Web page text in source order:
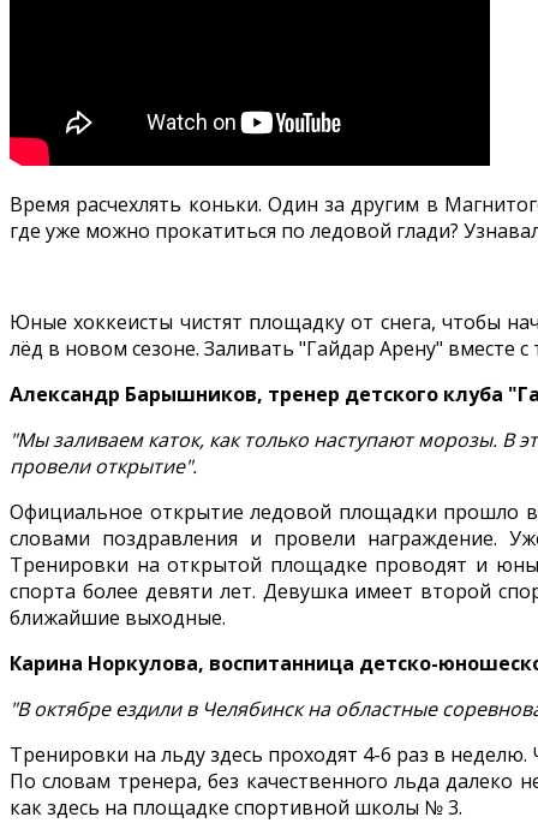
Время расчехлять коньки. Один за другим в
где уже можно прокатиться по ледовой глади?
Юные хоккеисты чистят площадку от снега, чтобы
лёд в новом сезоне. Заливать "Гайдар Арену"
Александр Барышников, тренер детского клуба
"Мы заливаем каток, как только наступают морозы. В
провели открытие".
Официальное открытие ледовой площадки прошло в
словами поздравления и провели награждение.
Тренировки на открытой площадке проводят и
спорта более девяти лет. Девушка имеет второй
ближайшие выходные.
Карина Норкулова, воспитанница детско-
"В октябре ездили в Челябинск на областные
Тренировки на льду здесь проходят 4-6 раз в
По словам тренера, без качественного льда
как здесь на площадке спортивной школы № 3.